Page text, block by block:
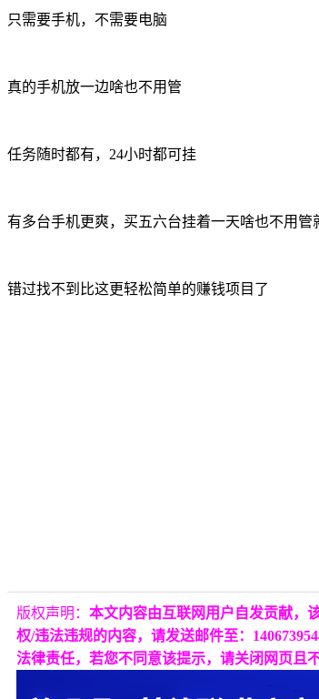
只需要手机，不需要电脑
真的手机放一边啥也不用管
任务随时都有，24小时都可挂
有多台手机更爽，买五六台挂着一天啥也不用管
错过找不到比这更轻松简单的赚钱项目了
版权声明： 本文内容由互联网用户自发贡献，
权/违法违规的内容，请发送邮件至：
法律责任，若您不同意该提示，请关闭网页且